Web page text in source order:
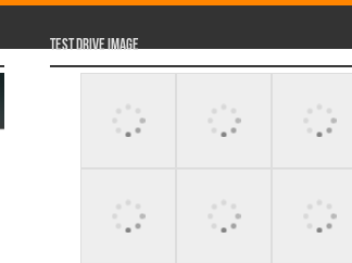
Test Drive Image